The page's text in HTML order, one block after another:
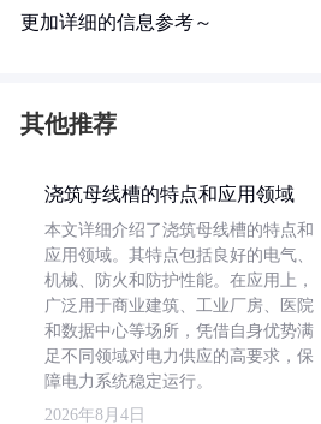
更加详细的信息参考～
其他推荐
浇筑母线槽的特点和应用领域
本文详细介绍了浇筑母线槽的特点和
应用领域。其特点包括良好的电气、
机械、防火和防护性能。在应用上，
广泛用于商业建筑、工业厂房、医院
和数据中心等场所，凭借自身优势满
足不同领域对电力供应的高要求，保
障电力系统稳定运行。
2026年8月4日